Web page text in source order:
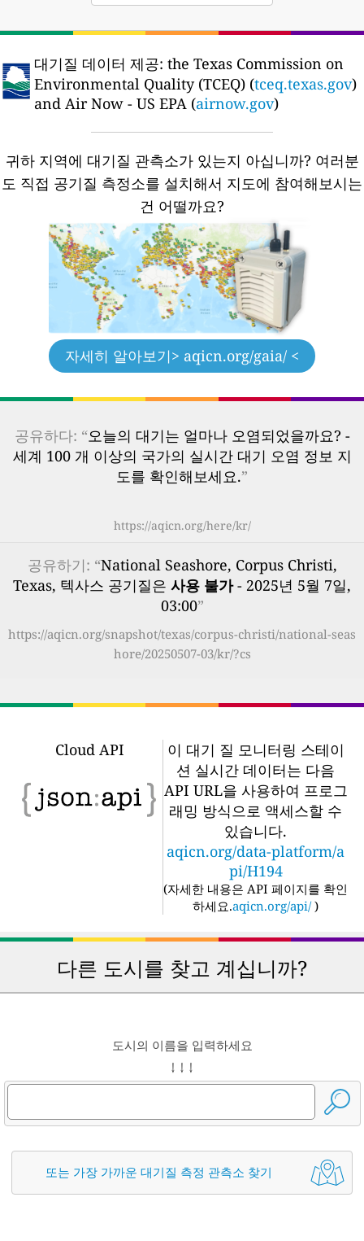
대기질 데이터 제공: the Texas Commission on
Environmental Quality (TCEQ) (tceq.texas.gov)
and Air Now - US EPA (airnow.gov)
귀하 지역에 대기질 관측소가 있는지 아십니까? 여러분
도 직접 공기질 측정소를 설치해서 지도에 참여해보시는
건 어떨까요?
자세히 알아보기> aqicn.org/gaia/ <
공유하다: “오늘의 대기는 얼마나 오염되었을까요? -
세계 100 개 이상의 국가의 실시간 대기 오염 정보 지
도를 확인해보세요.”
https://aqicn.org/here/kr/
공유하기: “National Seashore, Corpus Christi,
Texas, 텍사스 공기질은 사용 불가- 2025년 5월 7일,
03:00”
https://aqicn.org/snapshot/texas/corpus-christi/national-seas
hore/20250507-03/kr/?cs
Cloud API
이 대기 질 모니터링 스테이
션 실시간 데이터는 다음
API URL을 사용하여 프로그
래밍 방식으로 액세스할 수
있습니다.
aqicn.org/data-platform/a
pi/H194
(자세한 내용은 API 페이지를 확인
하세요.aqicn.org/api/ )
다른 도시를 찾고 계십니까?
도시의 이름을 입력하세요
↓ ↓ ↓
또는 가장 가까운 대기질 측정 관측소 찾기